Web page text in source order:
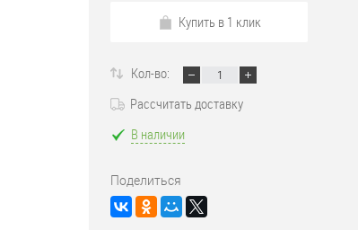
Купить в 1 клик
Кол-во:
Рассчитать доставку
В наличии
Поделиться